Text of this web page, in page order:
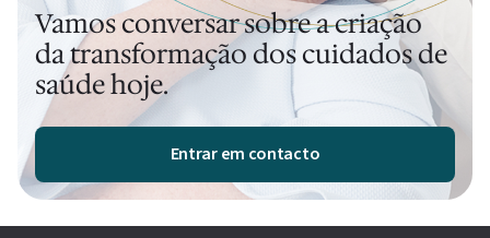
Vamos conversar sobre a criação
da transformação dos cuidados de
saúde hoje.
Entrar em contacto